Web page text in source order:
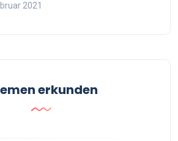
2021
erkunden